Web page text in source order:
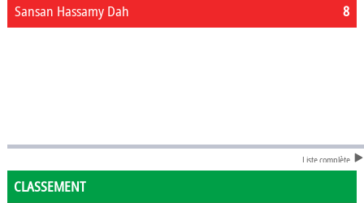
8
Sansan Hassamy Dah
Liste complète
CLASSEMENT